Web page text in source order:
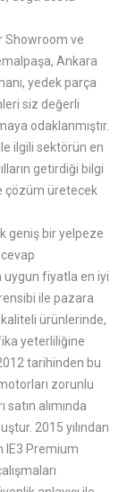
Showroom ve
Ankara
yedek parça
siz değerli
odaklanmıştır.
ilgili sektörün en
getirdiği bilgi
çözüm üretecek
geniş bir yelpeze
fiyatla en iyi
ile pazara
ürünlerinde,
yeterliliğine
tarihinden bu
zorunlu
alımında
2015 yılından
IE3 Premium